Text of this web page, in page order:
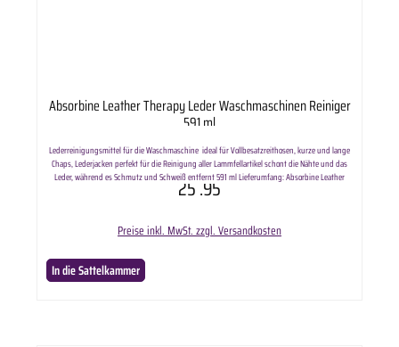
Absorbine Leather Therapy Leder Waschmaschinen Reiniger
591 ml
Lederreinigungsmittel für die Waschmaschine ideal für Vollbesatzreithosen, kurze und lange
Chaps, Lederjacken perfekt für die Reinigung aller Lammfellartikel schont die Nähte und das
Leder, während es Schmutz und Schweiß entfernt 591 ml Lieferumfang: Absorbine Leather
Therapy Leder Waschmaschinen Reiniger in ausgewählter Anzahl.
25.95
Preise inkl. MwSt. zzgl. Versandkosten
In die Sattelkammer